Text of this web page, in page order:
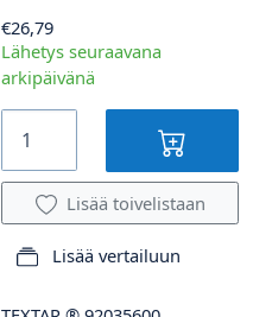
€26,79
Lähetys seuraavana
arkipäivänä
Lisää toivelistaan
Lisää vertailuun